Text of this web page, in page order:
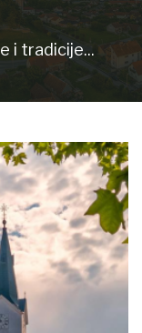
i tradicije...